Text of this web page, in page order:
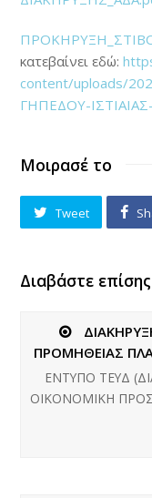
κατεβαίνει εδώ:
content/uploads/
ΓΗΠΕΔΟΥ-
Μοιρασέ το
Tweet
Διαβάστε επίσης
ΠΡΟΜΗΘΕΙΑΣ
ΕΝΤΥΠΟ ΤΕΥΔ
ΟΙΚΟΝΟΜΙΚΗ